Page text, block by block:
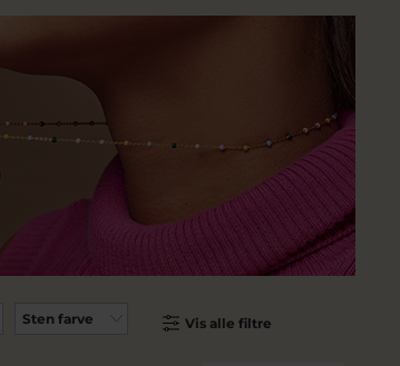
Sten farve Vis alle filtre